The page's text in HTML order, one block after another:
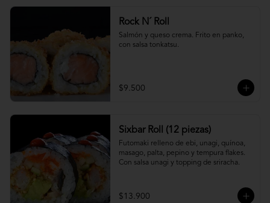
Rock N´ Roll
Salmón y queso crema. Frito en panko,
con salsa tonkatsu.
$9.500
Sixbar Roll (12 piezas)
Futomaki relleno de ebi, unagi, quínoa,
masago, palta, pepino y tempura flakes.
Con salsa unagi y topping de sriracha.
$13.900